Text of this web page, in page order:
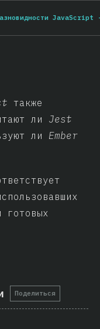
JavaScript
также
ли Jest
ли Ember
готовых
Поделиться